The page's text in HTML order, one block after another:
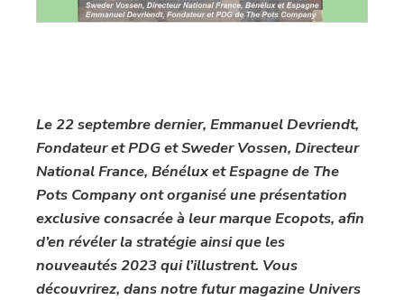
Le 22 septembre dernier, Emmanuel Devriendt,
Fondateur et PDG et Sweder Vossen, Directeur
National France, Bénélux et Espagne de The
Pots Company ont organisé une présentation
exclusive consacrée à leur marque Ecopots, afin
d’en révéler la stratégie ainsi que les
nouveautés 2023 qui l’illustrent. Vous
découvrirez, dans notre futur magazine Univers